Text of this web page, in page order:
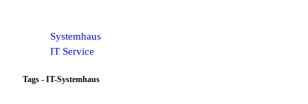
Systemhaus
IT Service
Tags - IT-Systemhaus